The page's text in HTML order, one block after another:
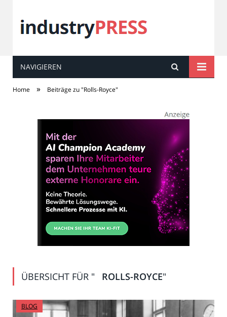
industryPRESS
NAVIGIEREN
Home » Beiträge zu "Rolls-Royce"
ÜBERSICHT FÜR " ROLLS-ROYCE"
BLOG